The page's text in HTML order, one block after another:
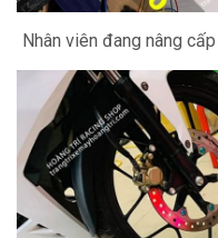
Nhân viên đang nâng